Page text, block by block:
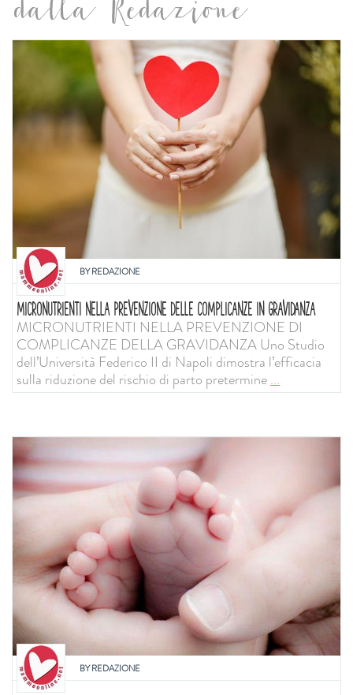
dalla Redazione
BYREDAZIONE
MICRONUTRIENTI NELLA PREVENZIONE DELLE COMPLICANZE IN GRAVIDANZA
MICRONUTRIENTI NELLA PREVENZIONE DI
COMPLICANZE DELLA GRAVIDANZA Uno Studio
dell’Università Federico II di Napoli dimostra l’efficacia
sulla riduzione del rischio di parto pretermine...
BYREDAZIONE